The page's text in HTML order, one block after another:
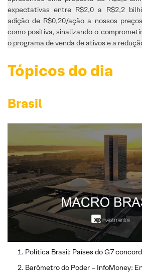
expectativas entre R$2,0 a R$2,2
adição de R$0,20/ação a nossos
como positiva, sinalizando o
o programa de venda de ativos e a
Tópicos do dia
Brasil
Política Brasil: Países do G7
Barômetro do Poder – InfoMoney: